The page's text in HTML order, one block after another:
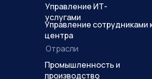
Отрасли
Промышленность и
производство
Управление ИТ-
услугами
Управление сотрудниками
центра